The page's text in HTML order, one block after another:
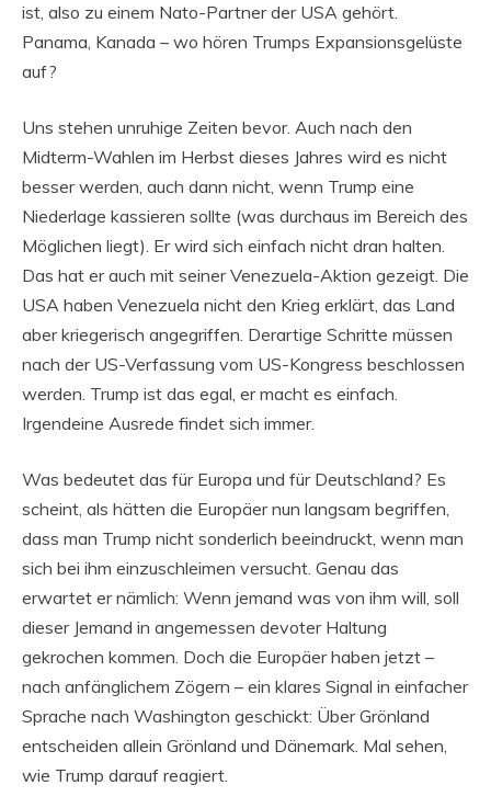
ist, also zu einem Nato-Partner der USA gehört.
Panama, Kanada – wo hören Trumps Expansionsgelüste
auf?
Uns stehen unruhige Zeiten bevor. Auch nach den
Midterm-Wahlen im Herbst dieses Jahres wird es nicht
besser werden, auch dann nicht, wenn Trump eine
Niederlage kassieren sollte (was durchaus im Bereich des
Möglichen liegt). Er wird sich einfach nicht dran halten.
Das hat er auch mit seiner Venezuela-Aktion gezeigt. Die
USA haben Venezuela nicht den Krieg erklärt, das Land
aber kriegerisch angegriffen. Derartige Schritte müssen
nach der US-Verfassung vom US-Kongress beschlossen
werden. Trump ist das egal, er macht es einfach.
Irgendeine Ausrede findet sich immer.
Was bedeutet das für Europa und für Deutschland? Es
scheint, als hätten die Europäer nun langsam begriffen,
dass man Trump nicht sonderlich beeindruckt, wenn man
sich bei ihm einzuschleimen versucht. Genau das
erwartet er nämlich: Wenn jemand was von ihm will, soll
dieser Jemand in angemessen devoter Haltung
gekrochen kommen. Doch die Europäer haben jetzt –
nach anfänglichem Zögern – ein klares Signal in einfacher
Sprache nach Washington geschickt: Über Grönland
entscheiden allein Grönland und Dänemark. Mal sehen,
wie Trump darauf reagiert.